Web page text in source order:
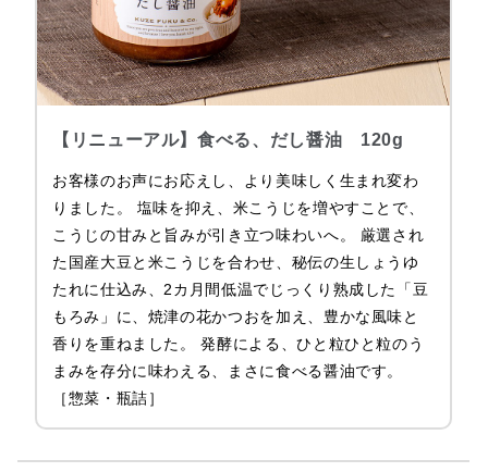
【リニューアル】食べる、だし醤油 120g
お客様のお声にお応えし、より美味しく生まれ変わ
りました。 塩味を抑え、米こうじを増やすことで、
こうじの甘みと旨みが引き立つ味わいへ。 厳選され
た国産大豆と米こうじを合わせ、秘伝の生しょうゆ
たれに仕込み、2カ月間低温でじっくり熟成した「豆
もろみ」に、焼津の花かつおを加え、豊かな風味と
香りを重ねました。 発酵による、ひと粒ひと粒のう
まみを存分に味わえる、まさに食べる醤油です。
［惣菜・瓶詰］